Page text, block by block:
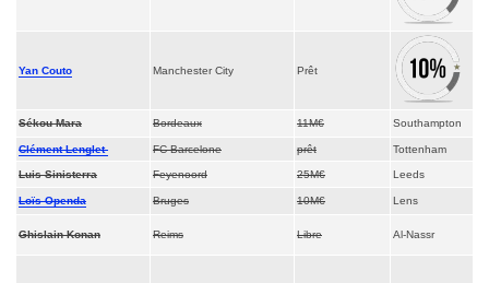
Yan Couto Manchester City Prêt
Sékou Mara Bordeaux 11M€ Southampton
Clément Lenglet FC Barcelone prêt Tottenham
Luis Sinisterra Feyenoord 25M€ Leeds
Loïs Openda Bruges 10M€ Lens
Ghislain Konan Reims Libre Al-Nassr